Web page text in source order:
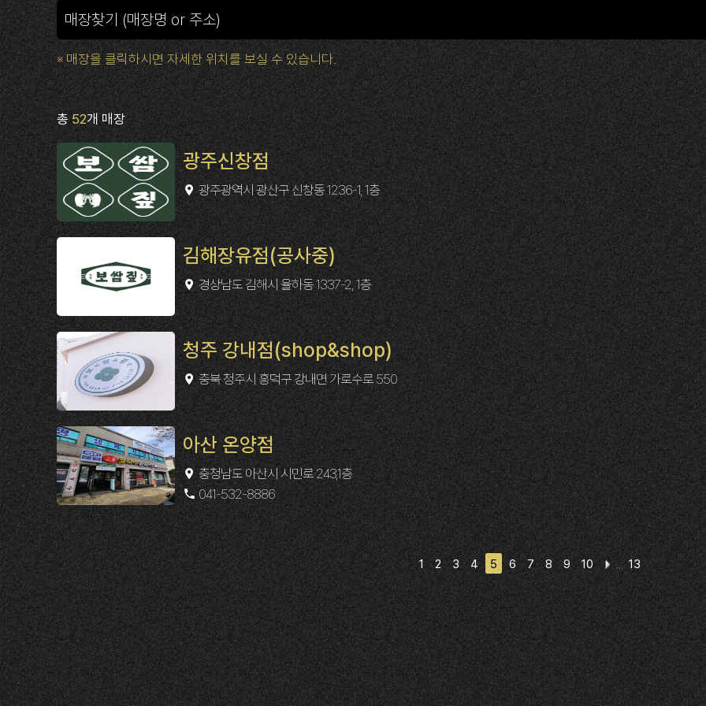
※ 매장을 클릭하시면 자세한 위치를 보실 수 있습니다.
총52개 매장
광주신창점
광주광역시 광산구 신창동 1236-1, 1층
김해장유점(공사중)
경상남도 김해시 율하동 1337-2, 1층
청주 강내점(shop&shop)
충북 청주시 흥덕구 강내면 가로수로 550
아산 온양점
충청남도 아산시 시민로 243,1층
041-532-8886
1 2 3 4 5 6 7 8 9 10 ,,, 13